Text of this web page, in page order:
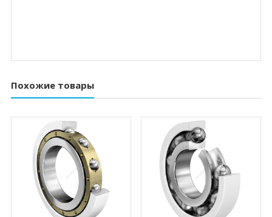
Похожие товары